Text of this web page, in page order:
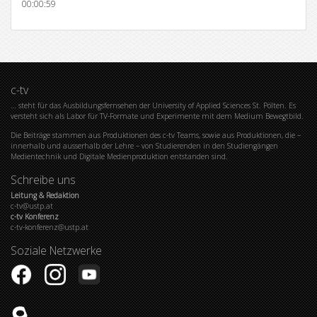
00:00:59
c-tv
… steht für das Ausbildungsfernsehen der University of Applied Sciences St. Pölten. Es
versteht sich als Labor für TV-Formate und Experimente mit dem Medium Bewegtbild.
Die Beiträge stammen aus Produktionen des c-tv Teams, sowie aus Produktionen, die –
innerhalb und ausserhalb der Lehre – von Studierenden in den Studiengängen
Medientechnik und Digitale Medienproduktion entstanden sind.
Schreibe uns
Leitung & Redaktion
c-tv@ustp.at
c-tv Konferenz
c-tv-konferenz@ustp.at
Soziale Netzwerke